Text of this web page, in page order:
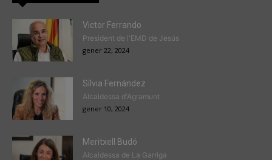
Victor Ferrando
President de l'EMD de Jesús
gener 22, 2024
Sílvia Fernández
Alcaldessa d'Agramunt
gener 10, 2024
Meritxell Budó
Alcaldessa de La Garriga